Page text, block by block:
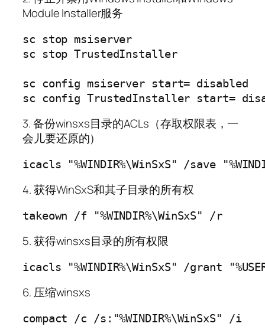
Module Installer服务
sc stop msiserver
sc stop TrustedInstaller
sc config msiserver start= disabled
3. 备份winsxs目录的ACLs（存取权限表，一
会儿要还原的）
4. 获得WinSxS和其子目录的所有权
takeown /f "%WINDIR%\WinSxS" /r
5. 获得winsxs目录的所有权限
6. 压缩winsxs
compact /c /s:"%WINDIR%\WinSxS" /i